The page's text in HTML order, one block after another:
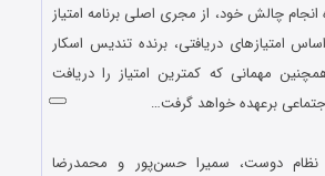
چالش خود، از مجری اصلی برنامه امتیاز
امتیازهای دریافتی، برنده تندیس اسکار
مهمانی که کمترین امتیاز را دریافت
برعهده خواهد گرفت…
نظام دوست، سمیرا حسن‌پور و محمدرضا